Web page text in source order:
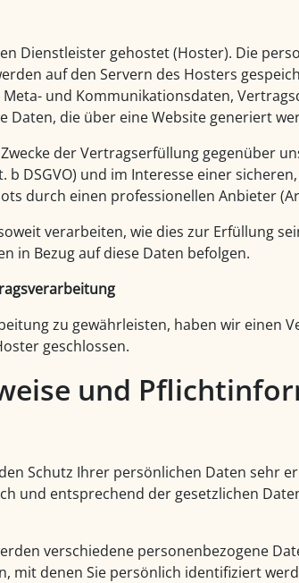
Dienstleister gehostet (Hoster). Die
auf den Servern des Hosters
und Kommunikationsdaten,
Daten, die über eine Website generiert
der Vertragserfüllung gegenüber
b DSGVO) und im Interesse einer
durch einen professionellen Anbieter
verarbeiten, wie dies zur Erfüllung
in Bezug auf diese Daten befolgen.
zu gewährleisten, haben wir einen
geschlossen.
und
Schutz Ihrer persönlichen Daten sehr
und entsprechend der gesetzlichen
verschiedene personenbezogene
mit denen Sie persönlich identifiziert